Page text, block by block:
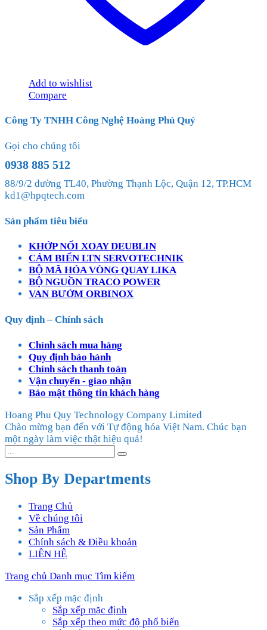
Add to wishlist
Compare
Công Ty TNHH Công Nghệ Hoàng Phú Quý
Gọi cho chúng tôi
0938 885 512
88/9/2 đường TL40, Phường Thạnh Lộc, Quận 12, TP.HCM
kd1@hpqtech.com
Sản phẩm tiêu biểu
KHỚP NỐI XOAY DEUBLIN
CẢM BIẾN LTN SERVOTECHNIK
BỘ MÃ HÓA VÒNG QUAY LIKA
BỘ NGUỒN TRACO POWER
VAN BƯỚM ORBINOX
Quy định – Chính sách
Chính sách mua hàng
Quy định bảo hành
Chính sách thanh toán
Vận chuyển - giao nhận
Bảo mật thông tin khách hàng
Hoang Phu Quy Technology Company Limited
Chào mừng bạn đến với Tự động hóa Việt Nam. Chúc bạn
một ngày làm việc thật hiệu quả!
Shop By Departments
Trang Chủ
Về chúng tôi
Sản Phẩm
Chính sách & Điều khoản
LIÊN HỆ
Trang chủ Danh mục Tìm kiếm
Sắp xếp mặc định
Sắp xếp mặc định
Sắp xếp theo mức độ phổ biến